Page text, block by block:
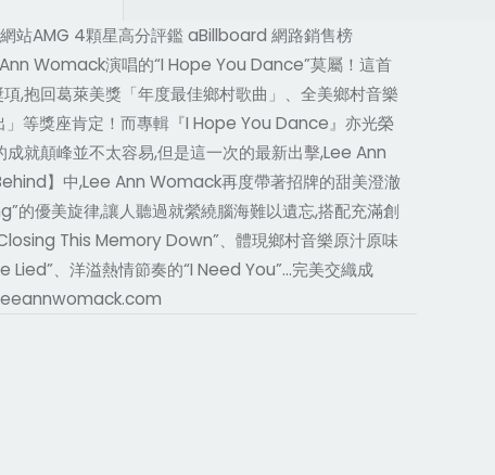
站AMG 4顆星高分評鑑 aBillboard 網路銷售榜
Womack演唱的“I Hope You Dance”莫屬！這首
,抱回葛萊美獎「年度最佳鄉村歌曲」、全美鄉村音樂
」等獎座肯定！而專輯『I Hope You Dance』亦光榮
就顛峰並不太容易,但是這一次的最新出擊,Lee Ann
】中,Lee Ann Womack再度帶著招牌的甜美澄澈
優美旋律,讓人聽過就縈繞腦海難以遺忘,搭配充滿創
This Memory Down”、體現鄉村音樂原汁原味
、洋溢熱情節奏的“I Need You”…完美交織成